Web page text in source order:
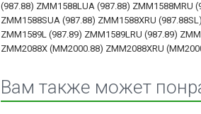
(987.88) ZMM1588LUA (987.88) ZMM1588MRU
ZMM1588SUA (987.88) ZMM1588XRU
ZMM1589L (987.89) ZMM1589LRU (987.89)
ZMM2088X (MM2000.88) ZMM2088XRU
Вам также может